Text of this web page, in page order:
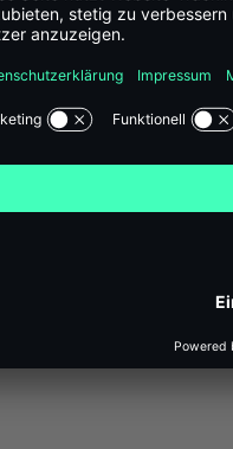
grünen
der gewonnenen Energie
grüne Kälte und
erzeugte Wasser wird
und auf natürliche
beginnt dann von vorne
praktisch
Nutzung dieser
wie die in Sauerlach.
bedeutende grüne
Energiequelle.